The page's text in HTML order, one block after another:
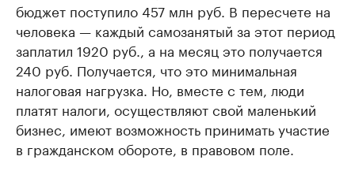
бюджет поступило 457 млн руб. В пересчете на
человека — каждый самозанятый за этот период
заплатил 1920 руб., а на месяц это получается
240 руб. Получается, что это минимальная
налоговая нагрузка. Но, вместе с тем, люди
платят налоги, осуществляют свой маленький
бизнес, имеют возможность принимать участие
в гражданском обороте, в правовом поле.